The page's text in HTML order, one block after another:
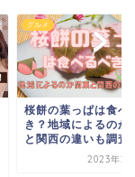
グルメ
桜餅の葉っぱは食べ
き？地域によるのか
と関西の違いも調査
2023年2